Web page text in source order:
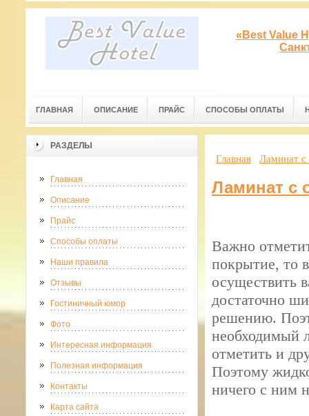
«Best Value
ГЛАВНАЯ ОПИСАНИЕ ПРАЙС СПОСОБЫ ОПЛАТЫ
РАЗДЕЛЫ
Главная
Описание
Прайс
Способы оплаты
Наши правила
Отзывы
Гостиничный юмор
Фото
Интересная информация
Полезная информация
Контакты
Карта сайта
Главная Ламинат с
Ламинат с
Важно
покрытие, то
осуществить
достаточно
решению.
необходимый
отметить и
Поэтому
ничего с ним